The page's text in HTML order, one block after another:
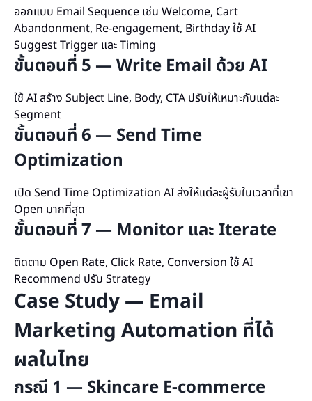
ออกแบบ Email Sequence เช่น Welcome, Cart
Abandonment, Re-engagement, Birthday ใช้ AI
Suggest Trigger และ Timing
ขั้นตอนที่ 5 — Write Email ด้วย AI
ใช้ AI สร้าง Subject Line, Body, CTA ปรับให้เหมาะกับแต่ละ
Segment
ขั้นตอนที่ 6 — Send Time
Optimization
เปิด Send Time Optimization AI ส่งให้แต่ละผู้รับในเวลาที่เขา
Open มากที่สุด
ขั้นตอนที่ 7 — Monitor และ Iterate
ติดตาม Open Rate, Click Rate, Conversion ใช้ AI
Recommend ปรับ Strategy
Case Study — Email
Marketing Automation ที่ได้
ผลในไทย
กรณี 1 — Skincare E-commerce